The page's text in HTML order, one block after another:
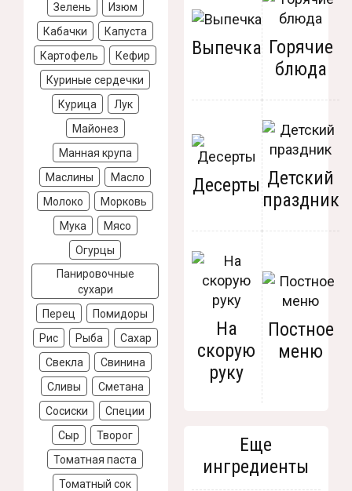
Зелень
Изюм
Кабачки
Капуста
Картофель
Кефир
Куриные сердечки
Курица
Лук
Майонез
Манная крупа
Маслины
Масло
Молоко
Морковь
Мука
Мясо
Огурцы
Панировочные
сухари
Перец
Помидоры
Рис
Рыба
Сахар
Свекла
Свинина
Сливы
Сметана
Сосиски
Специи
Сыр
Творог
Томатная паста
Томатный сок
Выпечка Горячие
блюда
Десерты Детский
праздник
На
скорую
руку
Постное
меню
Еще
ингредиенты